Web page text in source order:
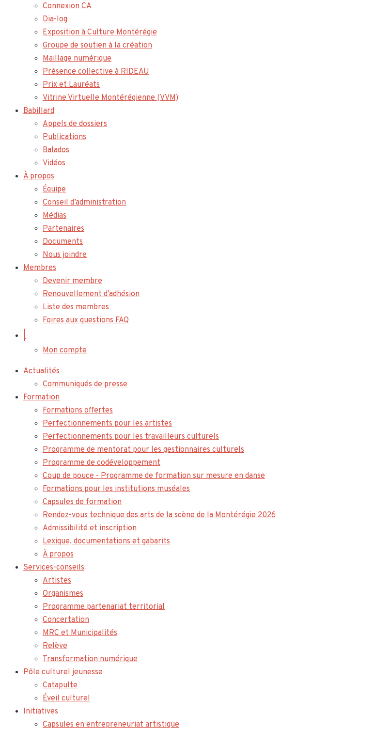
Connexion CA
Dia-log
Exposition à Culture Montérégie
Groupe de soutien à la création
Maillage numérique
Présence collective à RIDEAU
Prix et Lauréats
Vitrine Virtuelle Montérégienne (VVM)
Babillard
Appels de dossiers
Publications
Balados
Vidéos
À propos
Équipe
Conseil d’administration
Médias
Partenaires
Documents
Nous joindre
Membres
Devenir membre
Renouvellement d’adhésion
Liste des membres
Foires aux questions FAQ
|
Mon compte
Actualités
Communiqués de presse
Formation
Formations offertes
Perfectionnements pour les artistes
Perfectionnements pour les travailleurs culturels
Programme de mentorat pour les gestionnaires culturels
Programme de codéveloppement
Coup de pouce - Programme de formation sur mesure en danse
Formations pour les institutions muséales
Capsules de formation
Rendez-vous technique des arts de la scène de la Montérégie 2026
Admissibilité et inscription
Lexique, documentations et gabarits
À propos
Services-conseils
Artistes
Organismes
Programme partenariat territorial
Concertation
MRC et Municipalités
Relève
Transformation numérique
Pôle culturel jeunesse
Catapulte
Éveil culturel
Initiatives
Capsules en entrepreneuriat artistique